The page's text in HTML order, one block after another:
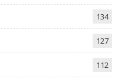
134
127
112